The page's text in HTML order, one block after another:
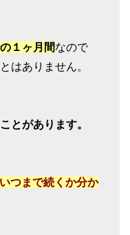
１ヶ月間なので
はありません。
とがあります。
つまで続くか分か